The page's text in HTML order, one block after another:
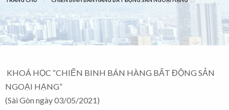
KHOÁ HỌC “CHIẾN BINH BÁN HÀNG BẤT ĐỘNG SẢN
NGOẠI HẠNG”
(Sài Gòn ngày 03/05/2021)